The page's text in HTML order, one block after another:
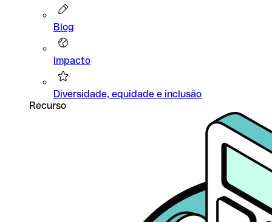
Blog
Impacto
Diversidade, equidade e inclusão
Recurso